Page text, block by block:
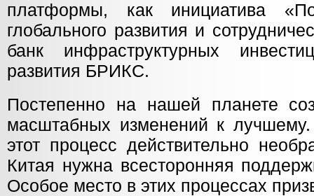
платформы, как инициатива
глобального развития и
банк инфраструктурных
развития БРИКС.
Постепенно на нашей планете
масштабных изменений к
этот процесс действительно
Китая нужна всесторонняя
Особое место в этих процессах